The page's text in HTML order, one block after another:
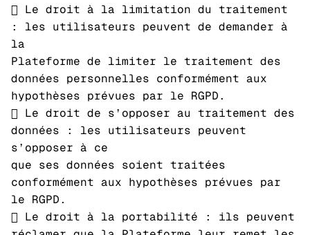
 Le droit à la limitation du traitement
: les utilisateurs peuvent de demander à
la
Plateforme de limiter le traitement des
données personnelles conformément aux
hypothèses prévues par le RGPD.
 Le droit de s’opposer au traitement des
données : les utilisateurs peuvent
s’opposer à ce
que ses données soient traitées
conformément aux hypothèses prévues par
le RGPD.
 Le droit à la portabilité : ils peuvent